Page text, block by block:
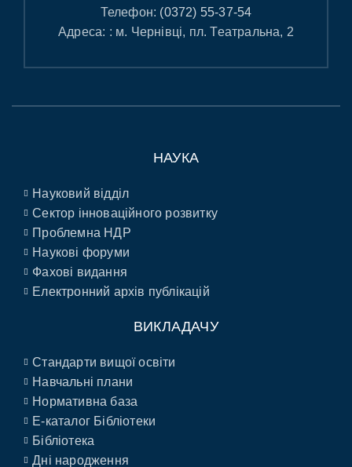
Телефон: (0372) 55-37-54
Адреса: : м. Чернівці, пл. Театральна, 2
НАУКА
Науковий відділ
Сектор інноваційного розвитку
Проблемна НДР
Наукові форуми
Фахові видання
Електронний архів публікацій
ВИКЛАДАЧУ
Стандарти вищої освіти
Навчальні плани
Нормативна база
E-каталог Бібліотеки
Бібліотека
Дні народження